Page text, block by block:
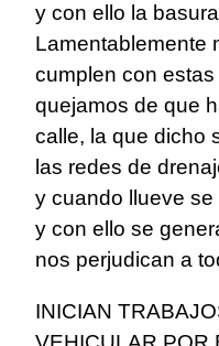
y con ello la
Lamentablemente
cumplen con
quejamos de que
calle, la que dicho
las redes de
y cuando llueve
y con ello se
nos perjudican a
INICIAN